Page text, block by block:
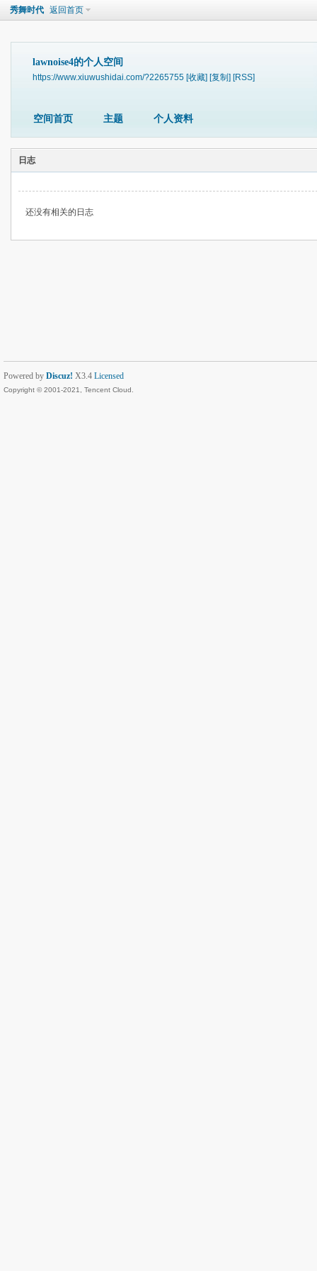
秀舞时代 返回首页
lawnoise4的个人空间
https://www.xiuwushidai.com/?2265755 [收藏] [复制] [RSS]
空间首页 主题 个人资料
日志
还没有相关的日志
Powered by Discuz! X3.4 Licensed
Copyright © 2001-2021, Tencent Cloud.